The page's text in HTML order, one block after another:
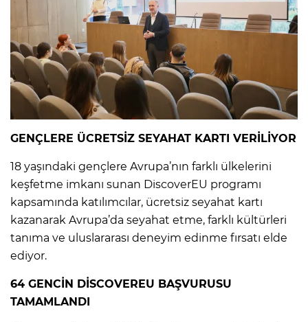
GENÇLERE ÜCRETSİZ SEYAHAT KARTI VERİLİYOR
18 yaşındaki gençlere Avrupa’nın farklı ülkelerini
keşfetme imkanı sunan DiscoverEU programı
kapsamında katılımcılar, ücretsiz seyahat kartı
kazanarak Avrupa’da seyahat etme, farklı kültürleri
tanıma ve uluslararası deneyim edinme fırsatı elde
ediyor.
64 GENCİN DİSCOVEREU BAŞVURUSU
TAMAMLANDI